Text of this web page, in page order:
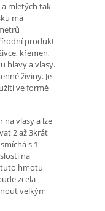
a mletých tak
má
produkt
křemen,
hlavy a vlasy.
živiny. Je
ve formě
na vlasy a lze
2 až 3krát
s 1
na
tuto hmotu
zcela
velkým